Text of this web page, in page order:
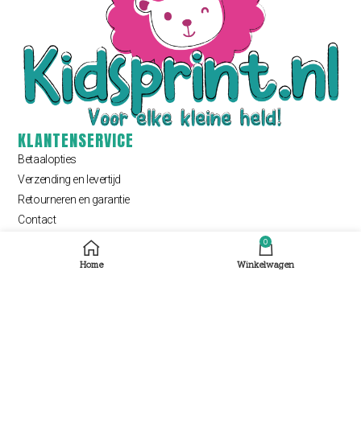
KLANTENSERVICE
Betaalopties
Verzending en levertijd
Retourneren en garantie
Contact
QUICK LINKS
Home
0
Winkelwagen